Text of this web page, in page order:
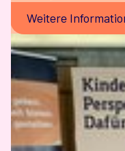
Weitere